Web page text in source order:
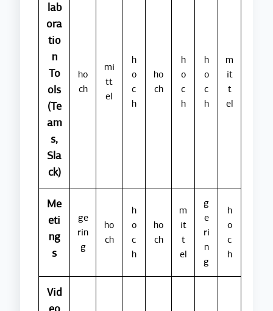
lab
ora
tio
n
To
ols
(Te
am
s,
Sla
ck)
ho
ch
mi
tt
el
h
o
c
h
ho
ch
h
o
c
h
h
o
c
h
m
it
t
el
Me
eti
ng
s
ge
rin
g
ho
ch
h
o
c
h
ho
ch
m
it
t
el
g
e
ri
n
g
h
o
c
h
Vid